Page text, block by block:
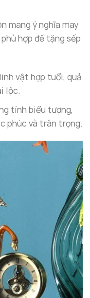
mang ý nghĩa may
hợp để tặng sếp
vật hợp tuổi, quả
lộc.
tính biểu tượng,
phúc và trân trọng.